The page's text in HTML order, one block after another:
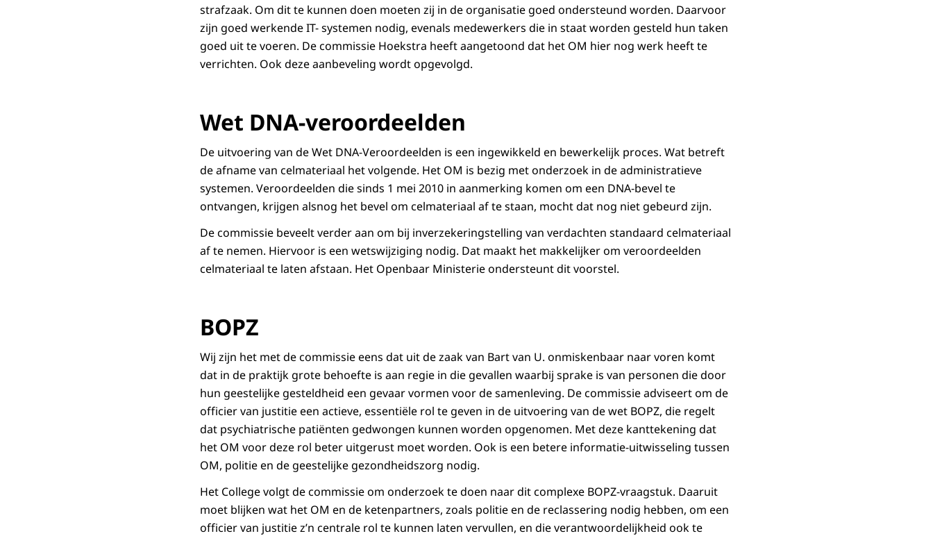
strafzaak. Om dit te kunnen doen moeten zij in de organisatie goed ondersteund worden. Daarvoor
zijn goed werkende IT- systemen nodig, evenals medewerkers die in staat worden gesteld hun taken
goed uit te voeren. De commissie Hoekstra heeft aangetoond dat het OM hier nog werk heeft te
verrichten. Ook deze aanbeveling wordt opgevolgd.
Wet DNA-veroordeelden
De uitvoering van de Wet DNA-Veroordeelden is een ingewikkeld en bewerkelijk proces. Wat betreft
de afname van celmateriaal het volgende. Het OM is bezig met onderzoek in de administratieve
systemen. Veroordeelden die sinds 1 mei 2010 in aanmerking komen om een DNA-bevel te
ontvangen, krijgen alsnog het bevel om celmateriaal af te staan, mocht dat nog niet gebeurd zijn.
De commissie beveelt verder aan om bij inverzekeringstelling van verdachten standaard celmateriaal
af te nemen. Hiervoor is een wetswijziging nodig. Dat maakt het makkelijker om veroordeelden
celmateriaal te laten afstaan. Het Openbaar Ministerie ondersteunt dit voorstel.
BOPZ
Wij zijn het met de commissie eens dat uit de zaak van Bart van U. onmiskenbaar naar voren komt
dat in de praktijk grote behoefte is aan regie in die gevallen waarbij sprake is van personen die door
hun geestelijke gesteldheid een gevaar vormen voor de samenleving. De commissie adviseert om de
officier van justitie een actieve, essentiële rol te geven in de uitvoering van de wet BOPZ, die regelt
dat psychiatrische patiënten gedwongen kunnen worden opgenomen. Met deze kanttekening dat
het OM voor deze rol beter uitgerust moet worden. Ook is een betere informatie-uitwisseling tussen
OM, politie en de geestelijke gezondheidszorg nodig.
Het College volgt de commissie om onderzoek te doen naar dit complexe BOPZ-vraagstuk. Daaruit
moet blijken wat het OM en de ketenpartners, zoals politie en de reclassering nodig hebben, om een
officier van justitie z’n centrale rol te kunnen laten vervullen, en die verantwoordelijkheid ook te